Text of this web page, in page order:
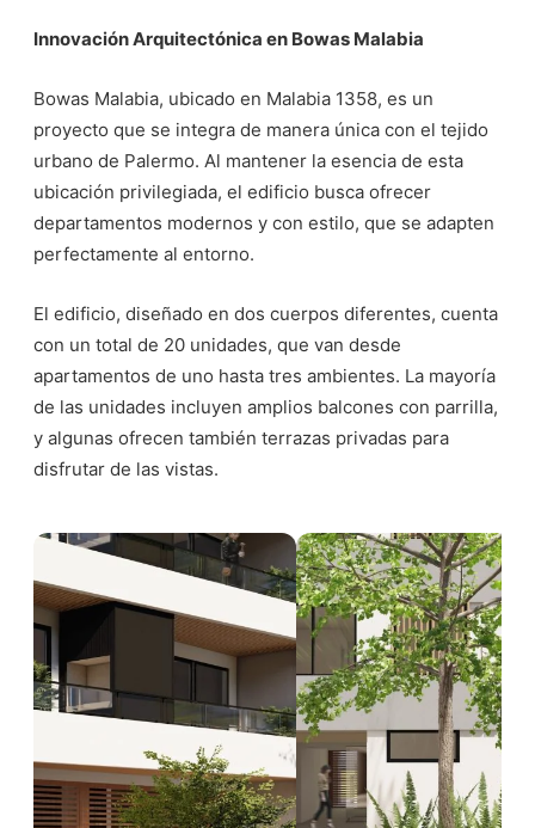
Innovación Arquitectónica en Bowas Malabia
Bowas Malabia, ubicado en Malabia 1358, es un
proyecto que se integra de manera única con el tejido
urbano de Palermo. Al mantener la esencia de esta
ubicación privilegiada, el edificio busca ofrecer
departamentos modernos y con estilo, que se adapten
perfectamente al entorno.
El edificio, diseñado en dos cuerpos diferentes, cuenta
con un total de 20 unidades, que van desde
apartamentos de uno hasta tres ambientes. La mayoría
de las unidades incluyen amplios balcones con parrilla,
y algunas ofrecen también terrazas privadas para
disfrutar de las vistas.